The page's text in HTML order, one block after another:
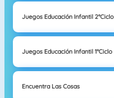
Juegos Educación Infantil 2°Ciclo
Juegos Educación Infantil 1°Ciclo
Encuentra Las Cosas